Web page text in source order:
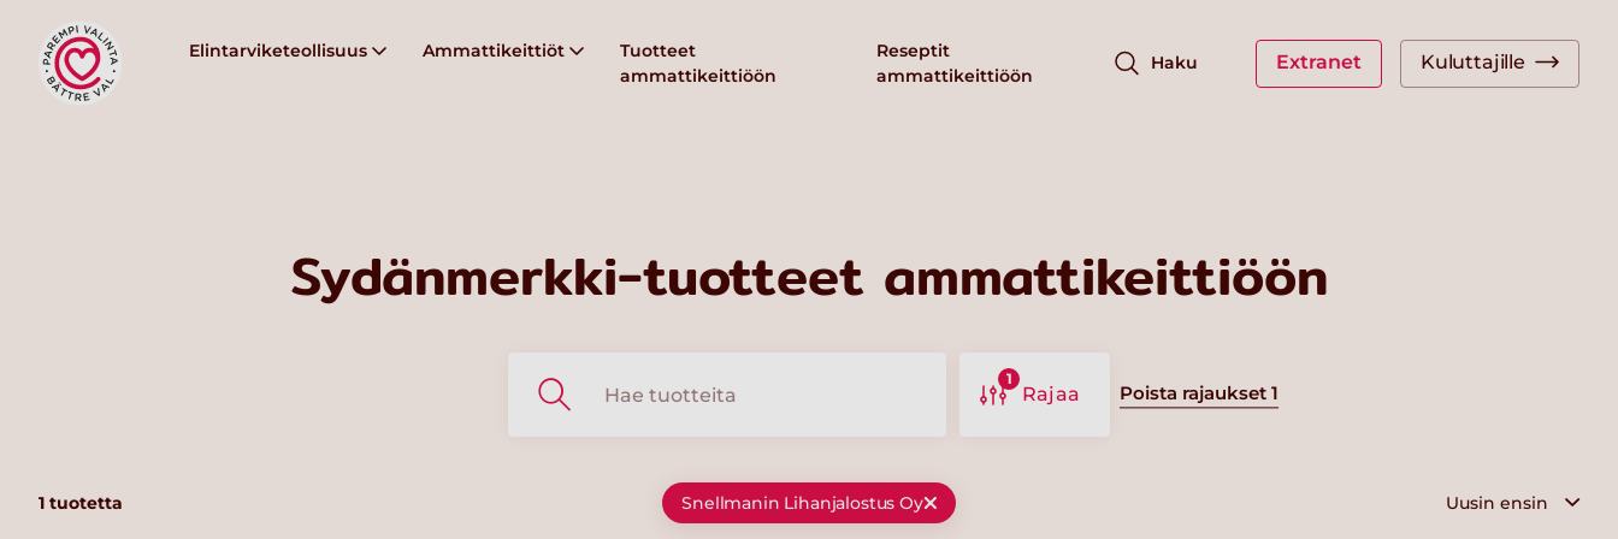
Elintarviketeollisuus Ammattikeittiöt
Tuotteet
ammattikeittiöön
Reseptit
ammattikeittiöön
Haku Extranet Kuluttajille
Sydänmerkki-tuotteet ammattikeittiöön
1
Rajaa Poista rajaukset 1
1 tuotetta Snellmanin Lihanjalostus Oy